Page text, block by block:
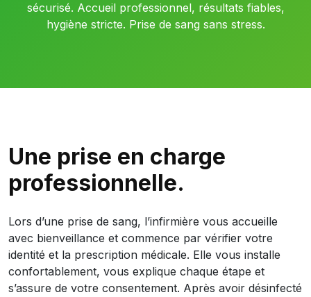
sécurisé. Accueil professionnel, résultats fiables,
hygiène stricte. Prise de sang sans stress.
Une prise en charge
professionnelle.
Lors d’une prise de sang, l’infirmière vous accueille
avec bienveillance et commence par vérifier votre
identité et la prescription médicale. Elle vous installe
confortablement, vous explique chaque étape et
s’assure de votre consentement. Après avoir désinfecté